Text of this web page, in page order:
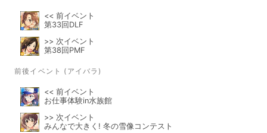
<< 前イベント
第33回DLF
>> 次イベント
第38回PMF
前後イベント (アイバラ)
<< 前イベント
お仕事体験in水族館
>> 次イベント
みんなで大きく! 冬の雪像コンテスト